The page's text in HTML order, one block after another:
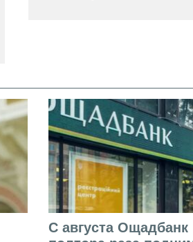
С августа Ощадбанк